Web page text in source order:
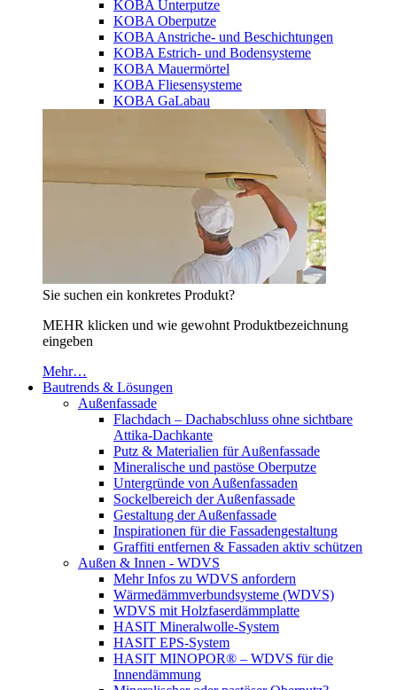
KOBA Unterputze
KOBA Oberputze
KOBA Anstriche- und Beschichtungen
KOBA Estrich- und Bodensysteme
KOBA Mauermörtel
KOBA Fliesensysteme
KOBA GaLabau
Sie suchen ein konkretes Produkt?
MEHR klicken und wie gewohnt Produktbezeichnung
eingeben
Mehr…
Bautrends & Lösungen
Außenfassade
Flachdach – Dachabschluss ohne sichtbare
Attika-Dachkante
Putz & Materialien für Außenfassade
Mineralische und pastöse Oberputze
Untergründe von Außenfassaden
Sockelbereich der Außenfassade
Gestaltung der Außenfassade
Inspirationen für die Fassadengestaltung
Graffiti entfernen & Fassaden aktiv schützen
Außen & Innen - WDVS
Mehr Infos zu WDVS anfordern
Wärmedämmverbundsysteme (WDVS)
WDVS mit Holzfaserdämmplatte
HASIT Mineralwolle-System
HASIT EPS-System
HASIT MINOPOR® – WDVS für die
Innendämmung